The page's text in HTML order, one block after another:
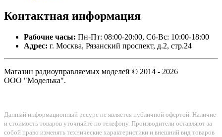
Контактная информация
Рабочие часы: Пн-Пт: 08:00-20:00, Сб-Вс: 10:00-18:00
Адрес: г. Москва, Рязанский проспект, д.2, стр.24
Магазин радиоуправляемых моделей © 2014 - 2026
ООО "Моделька".
Данный информационный ресурс не является публичной офертой. Наличие
и стоимость товаров уточняйте по телефону. Производители оставляют за
собой право изменять технические характеристики и внешний вид товаров